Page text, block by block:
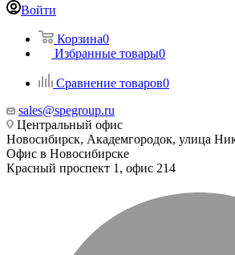
Войти
Корзина0
Избранные товары0
Сравнение товаров0
sales@spegroup.ru
Центральный офис
Новосибирск, Академгородок, улица
Офис в Новосибирске
Красный проспект 1, офис 214